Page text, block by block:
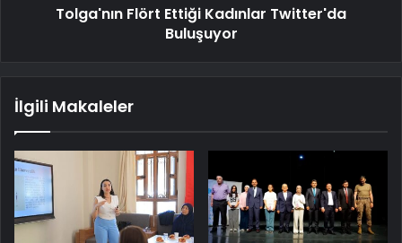
Tolga'nın Flört Ettiği Kadınlar Twitter'da
Buluşuyor
İlgili Makaleler